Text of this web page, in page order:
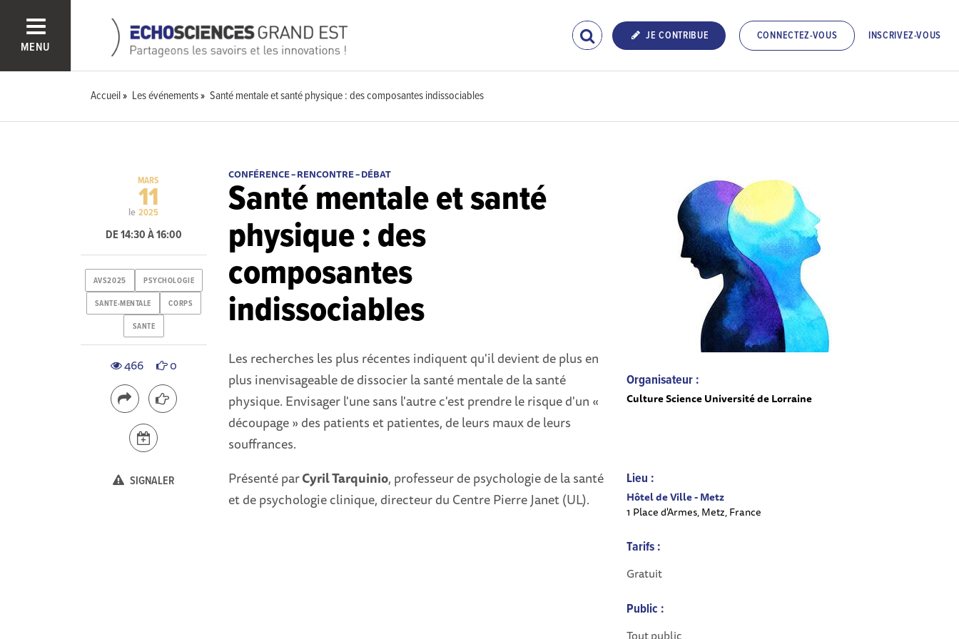
MENU
JE CONTRIBUE CONNECTEZ-VOUS INSCRIVEZ-VOUS
Accueil Les événements Santé mentale et santé physique : des composantes indissociables
CONFÉRENCE – RENCONTRE – DÉBAT
Santé mentale et santé
physique : des
composantes
indissociables
Les recherches les plus récentes indiquent qu'il devient de plus en
plus inenvisageable de dissocier la santé mentale de la santé
physique. Envisager l'une sans l'autre c'est prendre le risque d'un «
découpage » des patients et patientes, de leurs maux de leurs
souffrances.
Présenté parCyril Tarquinio, professeur de psychologie de la santé
et de psychologie clinique, directeur du Centre Pierre Janet (UL).
Organisateur :
Culture Science Université de Lorraine
Lieu :
Hôtel de Ville - Metz
1 Place d'Armes, Metz, France
Tarifs :
Gratuit
Public :
le
MARS
11
2025
DE 14:30 À 16:00
AVS2025 PSYCHOLOGIE
SANTE-MENTALE CORPS
SANTE
466 0
SIGNALER